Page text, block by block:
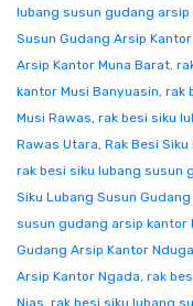
lubang susun gudang arsip
Susun Gudang Arsip Kantor
Arsip Kantor Muna Barat,
kantor Musi Banyuasin, rak
Musi Rawas, rak besi siku
Rawas Utara, Rak Besi
rak besi siku lubang susun
Siku Lubang Susun
susun gudang arsip kantor
Gudang Arsip Kantor Nduga
Arsip Kantor Ngada, rak
Nias, rak besi siku lubang